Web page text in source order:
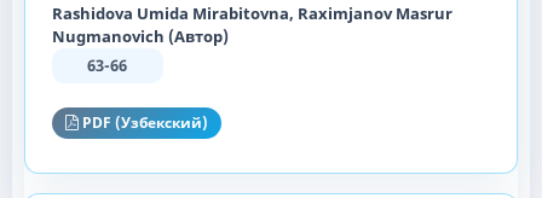
Rashidova Umida Mirabitovna, Raximjanov Masrur
Nugmanovich (Автор)
63-66
PDF (Узбекский)